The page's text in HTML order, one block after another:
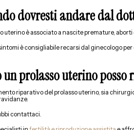
dovresti andare dal
uterino è associato a nascite premature,
è consigliabile recarsi dal ginecologo per
un prolasso uterino
riparativo del prolasso uterino, sia
contattaci.